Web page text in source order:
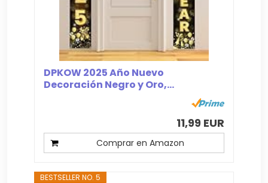
DPKOW 2025 Año Nuevo
Decoración Negro y Oro,...
11,99 EUR
Comprar en Amazon
BESTSELLER NO. 5